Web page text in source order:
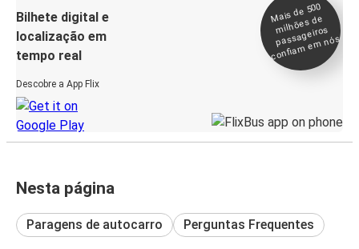
Bilhete digital e
localização em
tempo real
Descobre a App Flix
Mais de 500
milhões de
passageiros
confia
m e
m nós
Nesta página
Paragens de autocarro Perguntas Frequentes